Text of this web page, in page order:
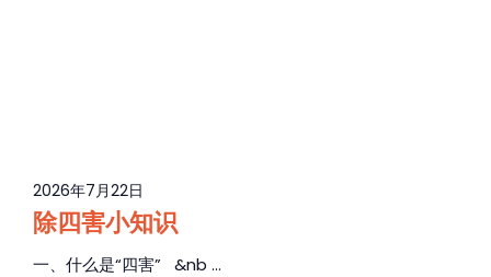
2026年7月22日
除四害小知识
一、什么是“四害” &nb ...